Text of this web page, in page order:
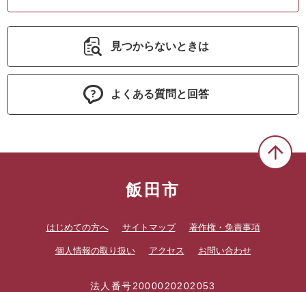
見つからないときは
よくある質問と回答
飯田市
はじめての方へ サイトマップ 著作権・免責事項
個人情報の取り扱い アクセス お問い合わせ
法人番号2000020202053